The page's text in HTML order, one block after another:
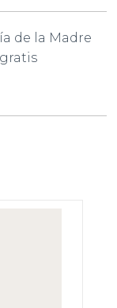
de la Madre